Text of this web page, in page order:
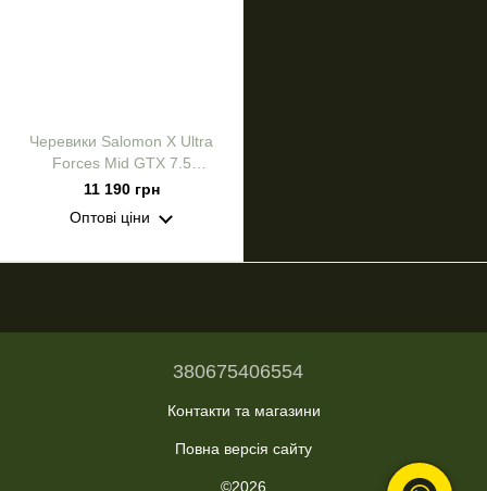
Черевики Salomon X Ultra
Forces Mid GTX 7.5
к:wolf/black/black
11 190 грн
Оптові ціни
380675406554
Контакти та магазини
Повна версія сайту
©2026